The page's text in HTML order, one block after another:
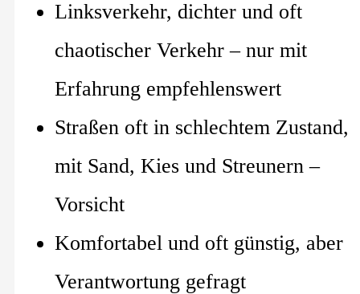
Linksverkehr, dichter und oft
chaotischer Verkehr – nur mit
Erfahrung empfehlenswert
Straßen oft in schlechtem Zustand,
mit Sand, Kies und Streunern –
Vorsicht
Komfortabel und oft günstig, aber
Verantwortung gefragt